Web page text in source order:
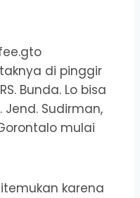
di pinggir
Bunda. Lo bisa
Sudirman,
mulai
karena